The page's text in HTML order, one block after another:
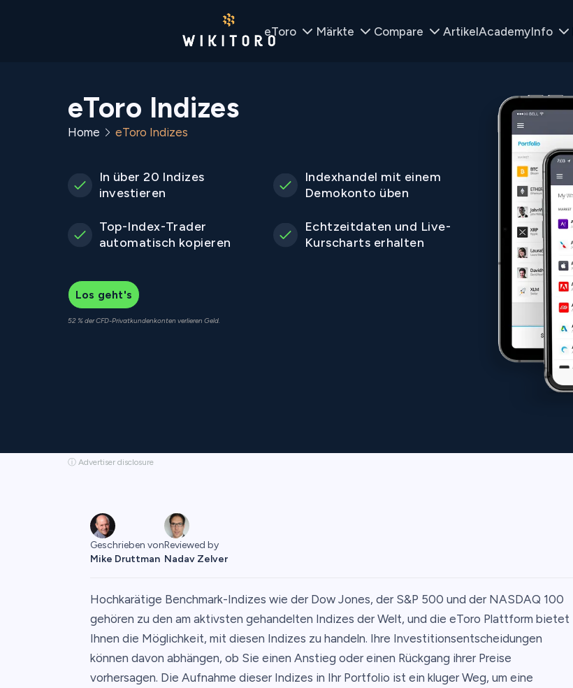
eToro Märkte Compare ArtikelAcademyInfo
eToro Indizes
Home eToro Indizes
In über 20 Indizes
investieren
Indexhandel mit einem
Demokonto üben
Top-Index-Trader
automatisch kopieren
Echtzeitdaten und Live-
Kurscharts erhalten
Los geht's
52 % der CFD-Privatkundenkonten verlieren Geld.
ⓘ Advertiser disclosure
Geschrieben von
Mike Druttman
Reviewed by
Nadav Zelver
Hochkarätige Benchmark-Indizes wie der Dow Jones, der S&P 500 und der NASDAQ 100
gehören zu den am aktivsten gehandelten Indizes der Welt, und die eToro Plattform bietet
Ihnen die Möglichkeit, mit diesen Indizes zu handeln. Ihre Investitionsentscheidungen
können davon abhängen, ob Sie einen Anstieg oder einen Rückgang ihrer Preise
vorhersagen. Die Aufnahme dieser Indizes in Ihr Portfolio ist ein kluger Weg, um eine